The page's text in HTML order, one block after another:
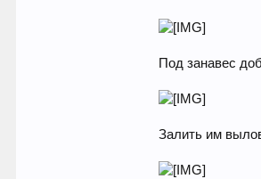
Под занавес
Залить им